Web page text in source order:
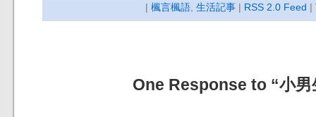
| 楓言楓語 生活記事 | RSS 2.0 Feed |
One Response to “小男